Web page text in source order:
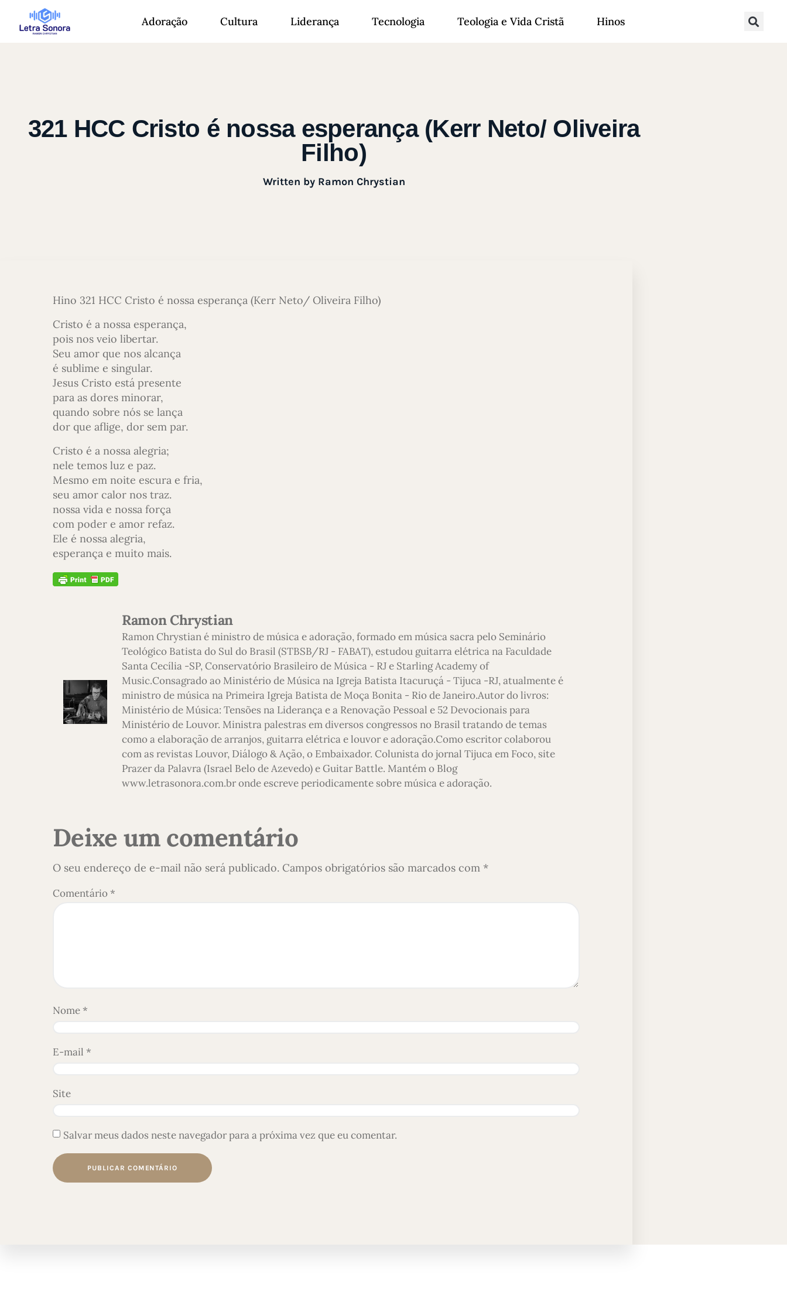
Adoração Cultura Liderança Tecnologia Teologia e Vida Cristã Hinos
321 HCC Cristo é nossa esperança (Kerr Neto/ Oliveira
Filho)
Written byRamon Chrystian
Hino 321 HCC Cristo é nossa esperança (Kerr Neto/ Oliveira Filho)
Cristo é a nossa esperança,
pois nos veio libertar.
Seu amor que nos alcança
é sublime e singular.
Jesus Cristo está presente
para as dores minorar,
quando sobre nós se lança
dor que aflige, dor sem par.
Cristo é a nossa alegria;
nele temos luz e paz.
Mesmo em noite escura e fria,
seu amor calor nos traz.
nossa vida e nossa força
com poder e amor refaz.
Ele é nossa alegria,
esperança e muito mais.
Ramon Chrystian
Ramon Chrystian é ministro de música e adoração, formado em música sacra pelo Seminário
Teológico Batista do Sul do Brasil (STBSB/RJ - FABAT), estudou guitarra elétrica na Faculdade
Santa Cecília -SP, Conservatório Brasileiro de Música - RJ e Starling Academy of
Music.Consagrado ao Ministério de Música na Igreja Batista Itacuruçá - Tijuca -RJ, atualmente é
ministro de música na Primeira Igreja Batista de Moça Bonita - Rio de Janeiro.Autor do livros:
Ministério de Música: Tensões na Liderança e a Renovação Pessoal e 52 Devocionais para
Ministério de Louvor. Ministra palestras em diversos congressos no Brasil tratando de temas
como a elaboração de arranjos, guitarra elétrica e louvor e adoração.Como escritor colaborou
com as revistas Louvor, Diálogo & Ação, o Embaixador. Colunista do jornal Tijuca em Foco, site
Prazer da Palavra (Israel Belo de Azevedo) e Guitar Battle. Mantém o Blog
www.letrasonora.com.br onde escreve periodicamente sobre música e adoração.
Deixe um comentário
O seu endereço de e-mail não será publicado. Campos obrigatórios são marcados com *
Comentário*
Nome*
E-mail *
Site
Salvar meus dados neste navegador para a próxima vez que eu comentar.